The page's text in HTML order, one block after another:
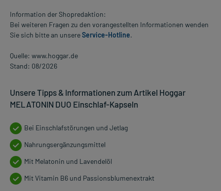
Information der Shopredaktion:
Bei weiteren Fragen zu den vorangestellten Informationen wenden
Sie sich bitte an unsereService-Hotline.
Quelle: www.hoggar.de
Stand: 08/2026
Unsere Tipps & Informationen zum Artikel Hoggar
MELATONIN DUO Einschlaf-Kapseln
Bei Einschlafstörungen und Jetlag
Nahrungsergänzungsmittel
Mit Melatonin und Lavendelöl
Mit Vitamin B6 und Passionsblumenextrakt